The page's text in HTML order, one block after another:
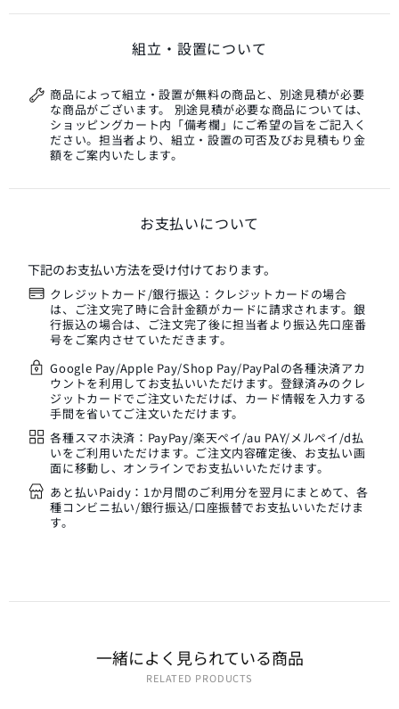
組立・設置について
商品によって組立・設置が無料の商品と、別途見積が必要
な商品がございます。 別途見積が必要な商品については、
ショッピングカート内「備考欄」にご希望の旨をご記入く
ださい。担当者より、組立・設置の可否及びお見積もり金
額をご案内いたします。
お支払いについて
下記のお支払い方法を受け付けております。
クレジットカード/銀行振込：クレジットカードの場合
は、ご注文完了時に合計金額がカードに請求されます。銀
行振込の場合は、ご注文完了後に担当者より振込先口座番
号をご案内させていただきます。
Google Pay/Apple Pay/Shop Pay/PayPalの各種決済アカ
ウントを利用してお支払いいただけます。登録済みのクレ
ジットカードでご注文いただけば、カード情報を入力する
手間を省いてご注文いただけます。
各種スマホ決済：PayPay/楽天ペイ/au PAY/メルペイ/d払
いをご利用いただけます。ご注文内容確定後、お支払い画
面に移動し、オンラインでお支払いいただけます。
あと払いPaidy：1か月間のご利用分を翌月にまとめて、各
種コンビニ払い/銀行振込/口座振替でお支払いいただけま
す。
一緒に​よく​見られている​商品
RELATED PRODUCTS